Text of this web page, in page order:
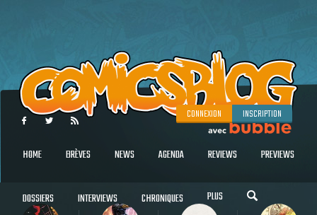
CONNEXION INSCRIPTION
HOME BRÈVES NEWS AGENDA REVIEWS PREVIEWS
DOSSIERS INTERVIEWS CHRONIQUES PLUS